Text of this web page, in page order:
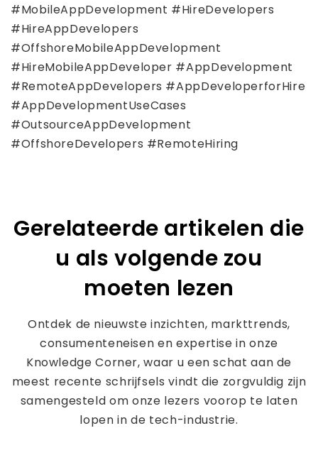
#MobileAppDevelopment #HireDevelopers
#HireAppDevelopers
#OffshoreMobileAppDevelopment
#HireMobileAppDeveloper #AppDevelopment
#RemoteAppDevelopers #AppDeveloperforHire
#AppDevelopmentUseCases
#OutsourceAppDevelopment
#OffshoreDevelopers #RemoteHiring
Gerelateerde artikelen die
u als volgende zou
moeten lezen
Ontdek de nieuwste inzichten, markttrends,
consumenteneisen en expertise in onze
Knowledge Corner, waar u een schat aan de
meest recente schrijfsels vindt die zorgvuldig zijn
samengesteld om onze lezers voorop te laten
lopen in de tech-industrie.